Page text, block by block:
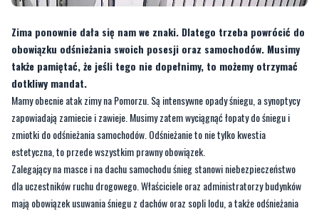
Zima ponownie dała się nam we znaki. Dlatego trzeba powrócić do
obowiązku odśnieżania swoich posesji oraz samochodów. Musimy
także pamiętać, że jeśli tego nie dopełnimy, to możemy otrzymać
dotkliwy mandat.
Mamy obecnie atak zimy na Pomorzu. Są intensywne opady śniegu, a synoptycy
zapowiadają zamiecie i zawieje. Musimy zatem wyciągnąć łopaty do śniegu i
zmiotki do odśnieżania samochodów. Odśnieżanie to nie tylko kwestia
estetyczna, to przede wszystkim prawny obowiązek.
Zalegający na masce i na dachu samochodu śnieg stanowi niebezpieczeństwo
dla uczestników ruchu drogowego. Właściciele oraz administratorzy budynków
mają obowiązek usuwania śniegu z dachów oraz sopli lodu, a także odśnieżania